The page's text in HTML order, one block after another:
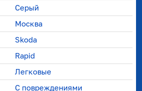
Серый
Москва
Skoda
Rapid
Легковые
С повреждениями